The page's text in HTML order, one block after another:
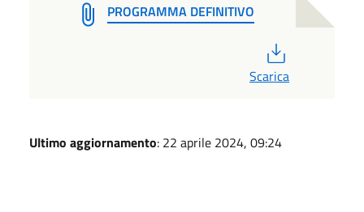
PROGRAMMA DEFINITIVO
Scarica
Ultimo aggiornamento: 22 aprile 2024, 09:24